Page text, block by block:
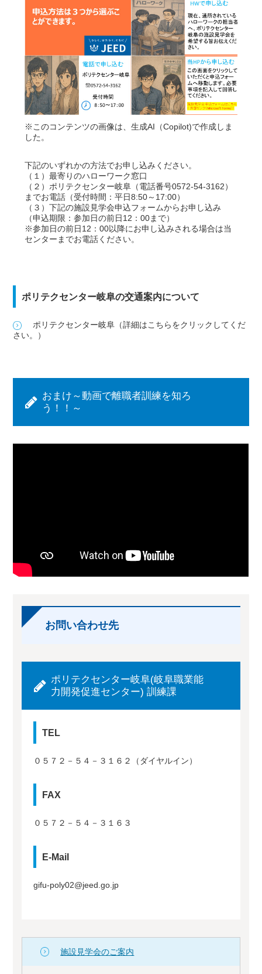
※このコンテンツの画像は、生成AI（Copilot)で作成しま
した。
下記のいずれかの方法でお申し込みください。
（１）最寄りのハローワーク窓口
（２）ポリテクセンター岐阜（電話番号0572-54-3162）
までお電話（受付時間：平日8:50～17:00）
（３）下記の施設見学会申込フォームからお申し込み
（申込期限：参加日の前日12：00まで）
※参加日の前日12：00以降にお申し込みされる場合は当
センターまでお電話ください。
ポリテクセンター岐阜の交通案内について
ポリテクセンター岐阜（詳細はこちらをクリックしてくだ
さい。）
おまけ～動画で離職者訓練を知ろ
う！！～
お問い合わせ先
ポリテクセンター岐阜(岐阜職業能
力開発促進センター) 訓練課
TEL
０５７２－５４－３１６２（ダイヤルイン）
FAX
０５７２－５４－３１６３
E-Mail
gifu-poly02@jeed.go.jp
施設見学会のご案内